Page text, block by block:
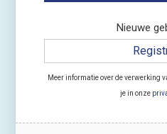
Nieuwe
Meer informatie over de verwerking
je in onze